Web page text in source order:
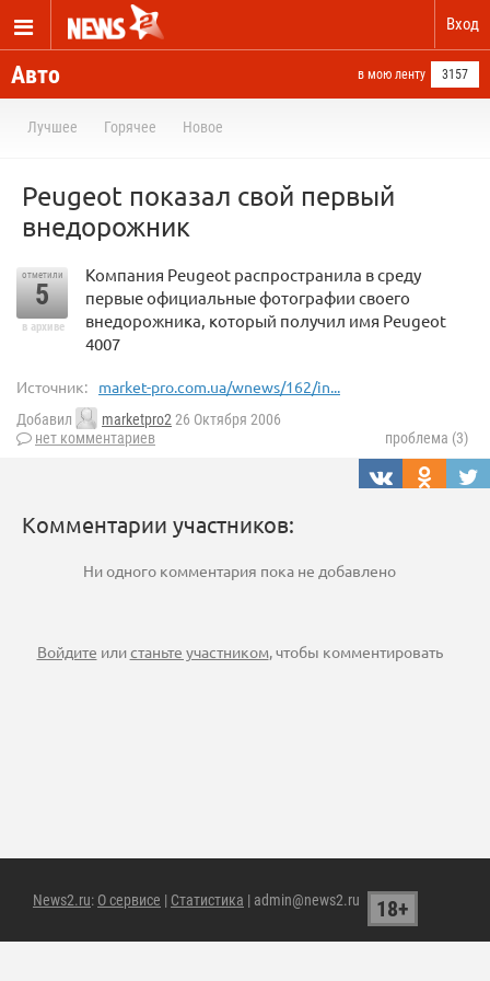
Вход
Авто в мою ленту 3157
Лучшее Горячее Новое
Peugeot показал свой первый
внедорожник
отметили
5
в архиве
Компания Peugeot распространила в среду
первые официальные фотографии своего
внедорожника, который получил имя Peugeot
4007
Источник: market-pro.com.ua/wnews/162/in...
Добавил marketpro226 Октября 2006
нет комментариев
проблема (3)
Комментарии участников:
Ни одного комментария пока не добавлено
Войдите илистаньте участником, чтобы комментировать
News2.ru: О сервисе | Статистика | admin@news2.ru 18+